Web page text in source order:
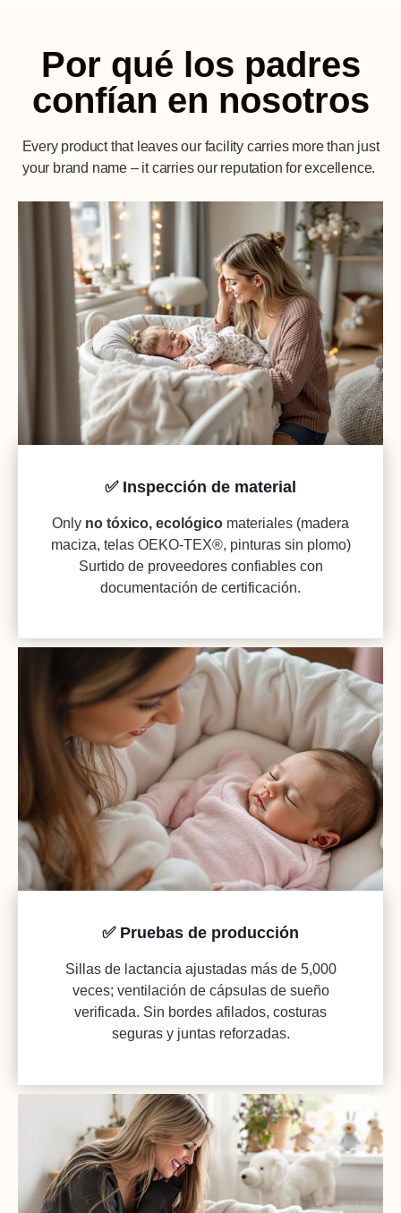
Por qué los padres
confían en nosotros
Every product that leaves our facility carries more than just
your brand name – it carries our reputation for excellence.
✅ Inspección de material
Only no tóxico, ecológico materiales (madera
maciza, telas OEKO-TEX®, pinturas sin plomo)
Surtido de proveedores confiables con
documentación de certificación.
✅ Pruebas de producción
Sillas de lactancia ajustadas más de 5,000
veces; ventilación de cápsulas de sueño
verificada. Sin bordes afilados, costuras
seguras y juntas reforzadas.